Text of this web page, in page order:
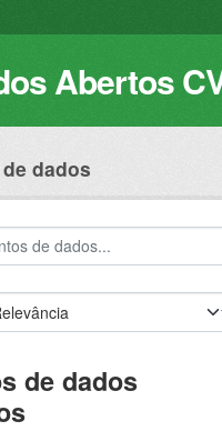
Abertos
dados
de dados